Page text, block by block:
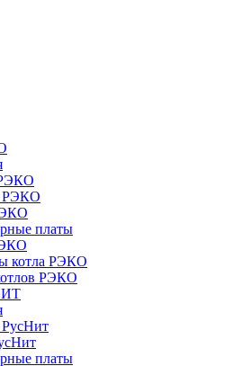
РЭКО
платы
котла РЭКО
РЭКО
платы